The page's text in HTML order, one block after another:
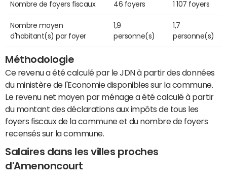
Nombre de foyers fiscaux 46 foyers 1 107 foyers
Nombre moyen
d'habitant(s) par foyer
1,9
personne(s)
1,7
personne(s)
Méthodologie
Ce revenu a été calculé par le JDN à partir des données
du ministère de l'Economie disponibles sur la commune.
Le revenu net moyen par ménage a été calculé à partir
du montant des déclarations aux impôts de tous les
foyers fiscaux de la commune et du nombre de foyers
recensés sur la commune.
Salaires dans les villes proches
d'Amenoncourt